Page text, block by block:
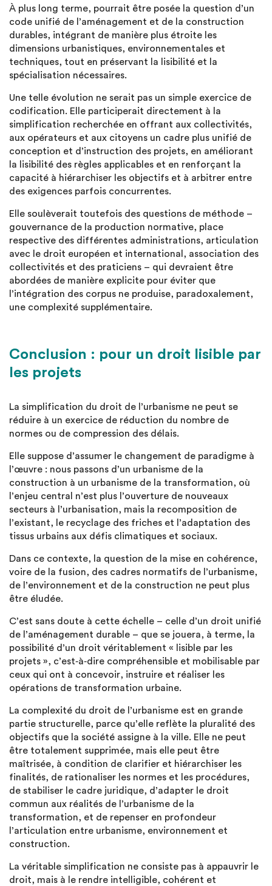
À plus long terme, pourrait être posée la question d’un
code unifié de l’aménagement et de la construction
durables, intégrant de manière plus étroite les
dimensions urbanistiques, environnementales et
techniques, tout en préservant la lisibilité et la
spécialisation nécessaires.
Une telle évolution ne serait pas un simple exercice de
codification. Elle participerait directement à la
simplification recherchée en offrant aux collectivités,
aux opérateurs et aux citoyens un cadre plus unifié de
conception et d’instruction des projets, en améliorant
la lisibilité des règles applicables et en renforçant la
capacité à hiérarchiser les objectifs et à arbitrer entre
des exigences parfois concurrentes.
Elle soulèverait toutefois des questions de méthode –
gouvernance de la production normative, place
respective des différentes administrations, articulation
avec le droit européen et international, association des
collectivités et des praticiens – qui devraient être
abordées de manière explicite pour éviter que
l’intégration des corpus ne produise, paradoxalement,
une complexité supplémentaire.
Conclusion : pour un droit lisible par
les projets
La simplification du droit de l’urbanisme ne peut se
réduire à un exercice de réduction du nombre de
normes ou de compression des délais.
Elle suppose d’assumer le changement de paradigme à
l’œuvre : nous passons d’un urbanisme de la
construction à un urbanisme de la transformation, où
l’enjeu central n’est plus l’ouverture de nouveaux
secteurs à l’urbanisation, mais la recomposition de
l’existant, le recyclage des friches et l’adaptation des
tissus urbains aux défis climatiques et sociaux.
Dans ce contexte, la question de la mise en cohérence,
voire de la fusion, des cadres normatifs de l’urbanisme,
de l’environnement et de la construction ne peut plus
être éludée.
C’est sans doute à cette échelle – celle d’un droit unifié
de l’aménagement durable – que se jouera, à terme, la
possibilité d’un droit véritablement « lisible par les
projets », c’est‑à‑dire compréhensible et mobilisable par
ceux qui ont à concevoir, instruire et réaliser les
opérations de transformation urbaine.
La complexité du droit de l’urbanisme est en grande
partie structurelle, parce qu’elle reflète la pluralité des
objectifs que la société assigne à la ville. Elle ne peut
être totalement supprimée, mais elle peut être
maîtrisée, à condition de clarifier et hiérarchiser les
finalités, de rationaliser les normes et les procédures,
de stabiliser le cadre juridique, d’adapter le droit
commun aux réalités de l’urbanisme de la
transformation, et de repenser en profondeur
l’articulation entre urbanisme, environnement et
construction.
La véritable simplification ne consiste pas à appauvrir le
droit, mais à le rendre intelligible, cohérent et